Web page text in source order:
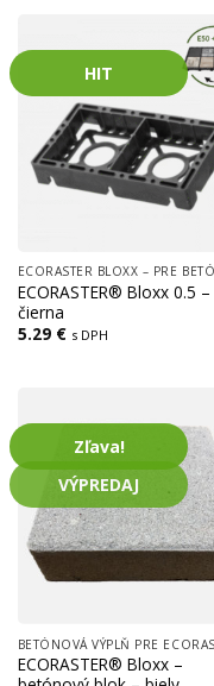
HIT
ECORASTER® Bloxx 0.5 –
čierna
5.29 € s DPH
Zľava!
VÝPREDAJ
ECORASTER® Bloxx –